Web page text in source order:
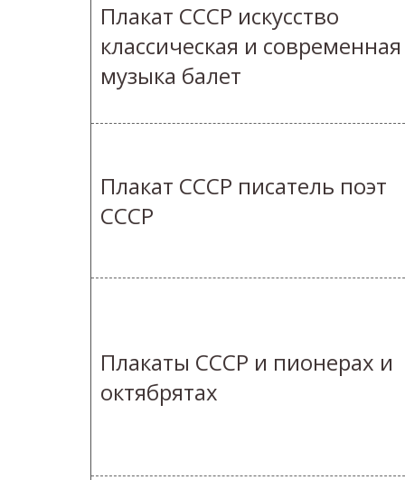
Плакат СССР искусство
классическая и современная
музыка балет
Плакат СССР писатель поэт
СССР
Плакаты СССР и пионерах и
октябрятах